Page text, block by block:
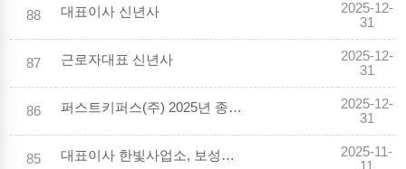
88 대표이사 신년사
2025-12-
31
87 근로자대표 신년사
2025-12-
31
86 퍼스트키퍼스(주) 2025년 종무식
2025-12-
31
85 대표이사 한빛사업소, 보성강수력 현장경영
2025-11-